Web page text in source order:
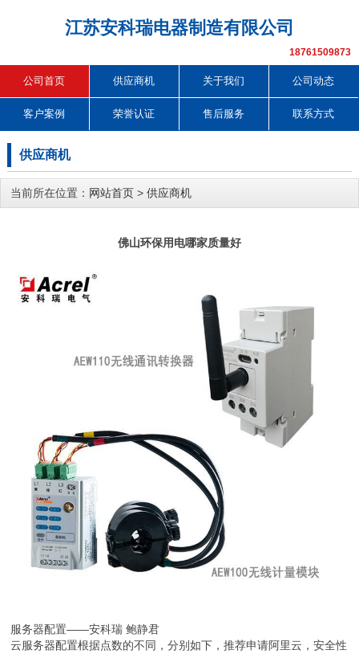
江苏安科瑞电器制造有限公司
18761509873
公司首页 供应商机 关于我们 公司动态
客户案例 荣誉认证 售后服务 联系方式
供应商机
当前所在位置： 网站首页 > 供应商机
佛山环保用电哪家质量好
服务器配置——安科瑞 鲍静君
云服务器配置根据点数的不同，分别如下，推荐申请阿里云，安全性